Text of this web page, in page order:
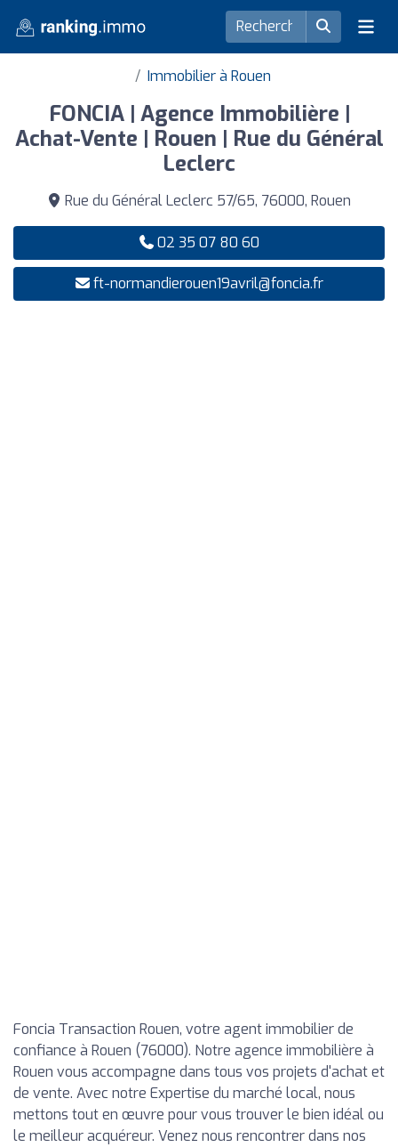
Immobilier à Rouen
FONCIA | Agence Immobilière |
Achat-Vente | Rouen | Rue du Général
Leclerc
Rue du Général Leclerc 57/65, 76000, Rouen
02 35 07 80 60
ft-normandierouen19avril@foncia.fr
Foncia Transaction Rouen, votre agent immobilier de
confiance à Rouen (76000). Notre agence immobilière à
Rouen vous accompagne dans tous vos projets d'achat et
de vente. Avec notre Expertise du marché local, nous
mettons tout en œuvre pour vous trouver le bien idéal ou
le meilleur acquéreur. Venez nous rencontrer dans nos